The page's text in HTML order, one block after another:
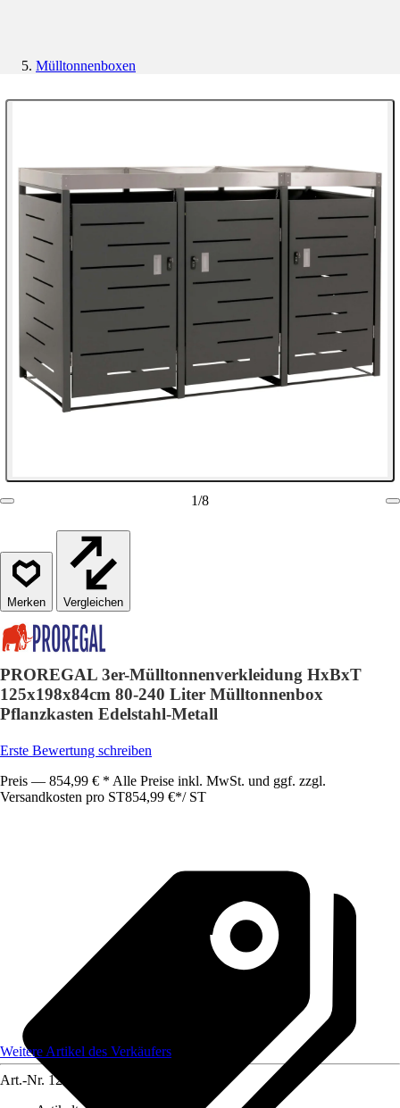
Mülltonnenboxen
1/8
Vergleichen
PROREGAL 3er-Mülltonnenverkleidung HxBxT
125x198x84cm 80-240 Liter Mülltonnenbox
Pflanzkasten Edelstahl-Metall
Erste Bewertung schreiben
Preis — 854,99 € * Alle Preise inkl. MwSt. und ggf. zzgl.
Versandkosten pro ST854,99 €*/ ST
Weitere Artikel des Verkäufers
Art.-Nr. 12597922